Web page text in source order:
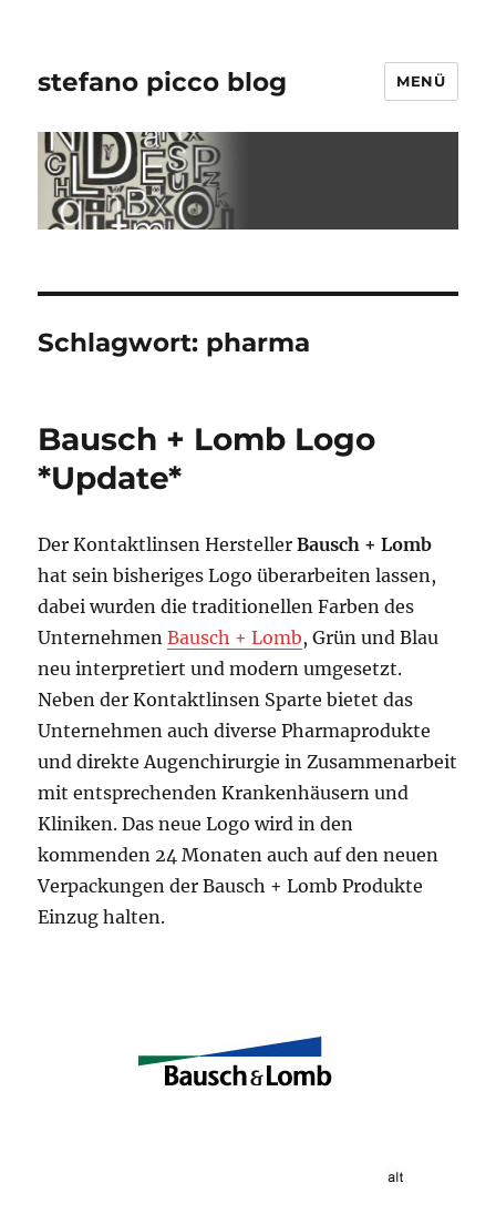
stefano picco blog MENÜ
Schlagwort: pharma
Bausch + Lomb Logo
*Update*
Der Kontaktlinsen HerstellerBausch + Lomb
hat sein bisheriges Logo überarbeiten lassen,
dabei wurden die traditionellen Farben des
UnternehmenBausch + Lomb, Grün und Blau
neu interpretiert und modern umgesetzt.
Neben der Kontaktlinsen Sparte bietet das
Unternehmen auch diverse Pharmaprodukte
und direkte Augenchirurgie in Zusammenarbeit
mit entsprechenden Krankenhäusern und
Kliniken. Das neue Logo wird in den
kommenden 24 Monaten auch auf den neuen
Verpackungen der Bausch + Lomb Produkte
Einzug halten.